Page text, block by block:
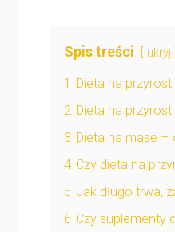
Spis treści ukryj
1
Dieta na
2 Dieta na
3 Dieta na mase
4 Czy dieta na
5 Jak długo trwa,
6 Czy suplementy